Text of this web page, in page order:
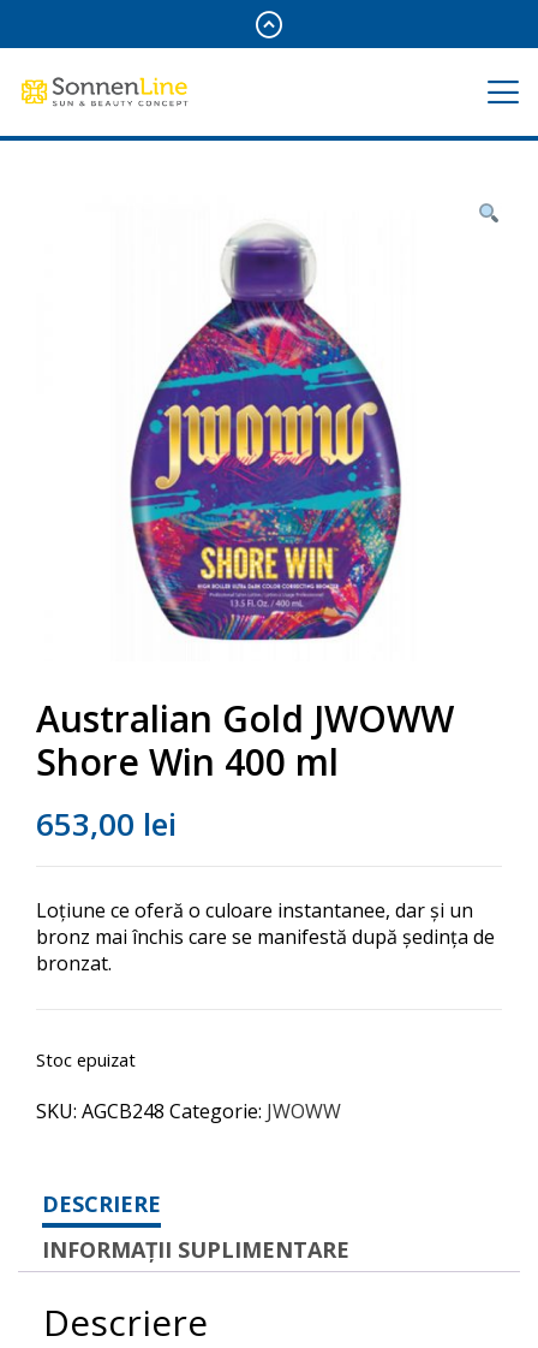
Australian Gold JWOWW
Shore Win 400 ml
653,00 lei
Loțiune ce oferă o culoare instantanee, dar şi un
bronz mai închis care se manifestă după şedinţa de
bronzat.
Stoc epuizat
SKU: AGCB248 Categorie: JWOWW
DESCRIERE
INFORMAȚII SUPLIMENTARE
Descriere